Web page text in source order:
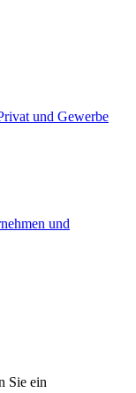
und Gewerbe
und
Sie ein